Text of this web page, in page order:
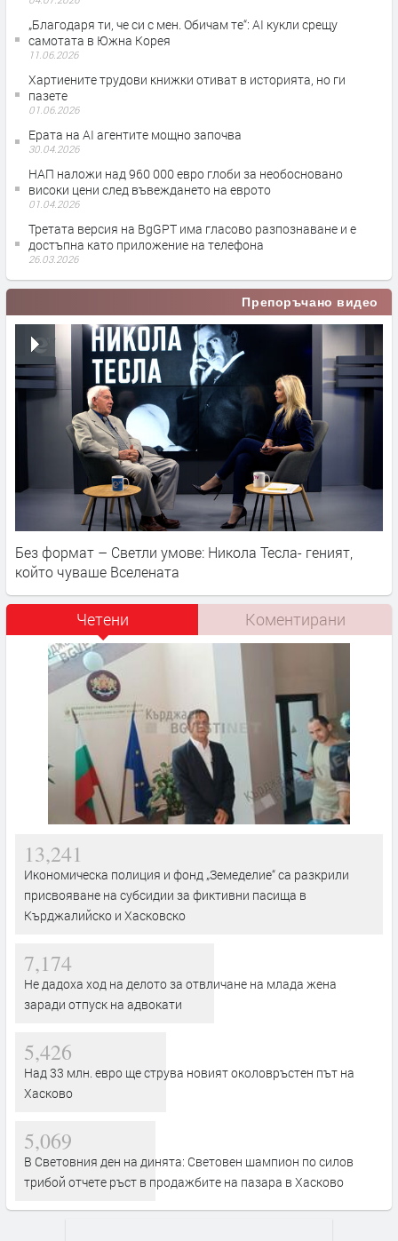
„Благодаря ти, че си с мен. Обичам те“: AI кукли срещу
самотата в Южна Корея
11.06.2026
Хартиените трудови книжки отиват в историята, но ги
пазете
01.06.2026
Ерата на АI агентите мощно започва
30.04.2026
НАП наложи над 960 000 евро глоби за необосновано
високи цени след въвеждането на еврото
01.04.2026
Третата версия на BgGPT има гласово разпознаване и е
достъпна като приложение на телефона
26.03.2026
Препоръчано видео
Без формат – Светли умове: Никола Тесла- геният,
който чуваше Вселената
Четени Коментирани
13,241
Икономическа полиция и фонд „Земеделие“ са разкрили
присвояване на субсидии за фиктивни пасища в
Кърджалийско и Хасковско
7,174
Не дадоха ход на делото за отвличане на млада жена
заради отпуск на адвокати
5,426
Над 33 млн. евро ще струва новият околовръстен път на
Хасково
5,069
В Световния ден на динята: Световен шампион по силов
трибой отчете ръст в продажбите на пазара в Хасково